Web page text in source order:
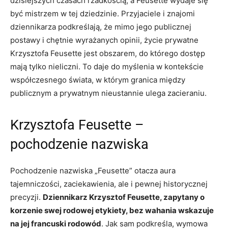
być mistrzem w tej dziedzinie. Przyjaciele i znajomi
dziennikarza podkreślają, że mimo jego publicznej
postawy i chętnie wyrażanych opinii, życie prywatne
Krzysztofa Feusette jest obszarem, do którego dostęp
mają tylko nieliczni. To daje do myślenia w kontekście
współczesnego świata, w którym granica między
publicznym a prywatnym nieustannie ulega zacieraniu.
Krzysztofa Feusette –
pochodzenie nazwiska
Pochodzenie nazwiska „Feusette” otacza aura
tajemniczości, zaciekawienia, ale i pewnej historycznej
precyzji. Dziennikarz Krzysztof Feusette, zapytany o
korzenie swej rodowej etykiety, bez wahania wskazuje
na jej francuski rodowód. Jak sam podkreśla, wymowa